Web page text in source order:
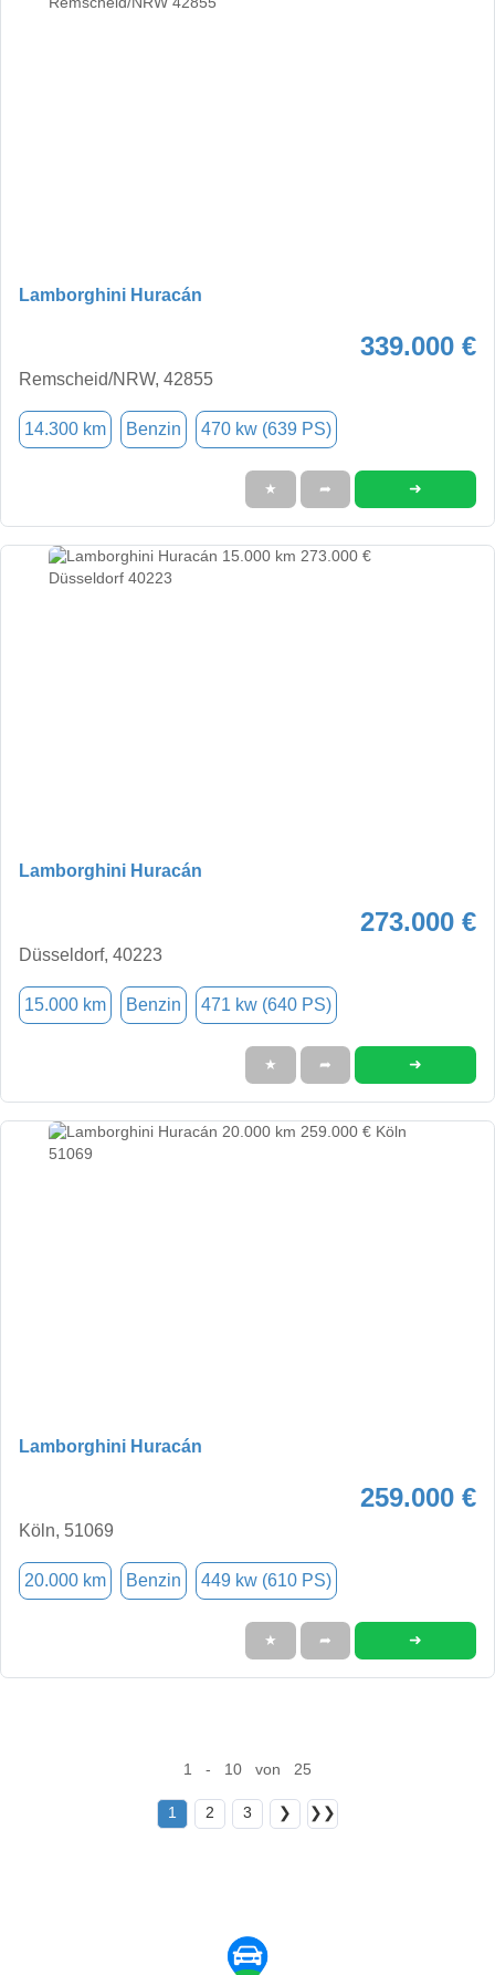
Lamborghini Huracán
339.000 €
Remscheid/NRW, 42855
14.300 km Benzin 470 kw (639 PS)
★ ➦ ➜
Lamborghini Huracán
273.000 €
Düsseldorf, 40223
15.000 km Benzin 471 kw (640 PS)
★ ➦ ➜
Lamborghini Huracán
259.000 €
Köln, 51069
20.000 km Benzin 449 kw (610 PS)
★ ➦ ➜
1 - 10 von 25
1 2 3 ❯ ❯❯